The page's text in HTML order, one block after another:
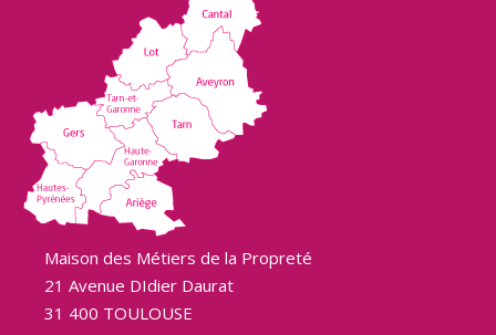
Maison des Métiers de la Propreté
21 Avenue DIdier Daurat
31 400 TOULOUSE